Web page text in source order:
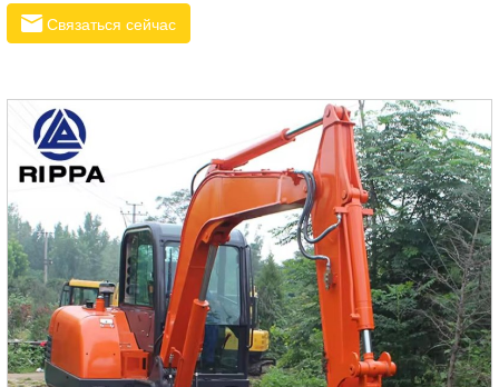
бульдозеризация, лопата и захват.
Связаться сейчас